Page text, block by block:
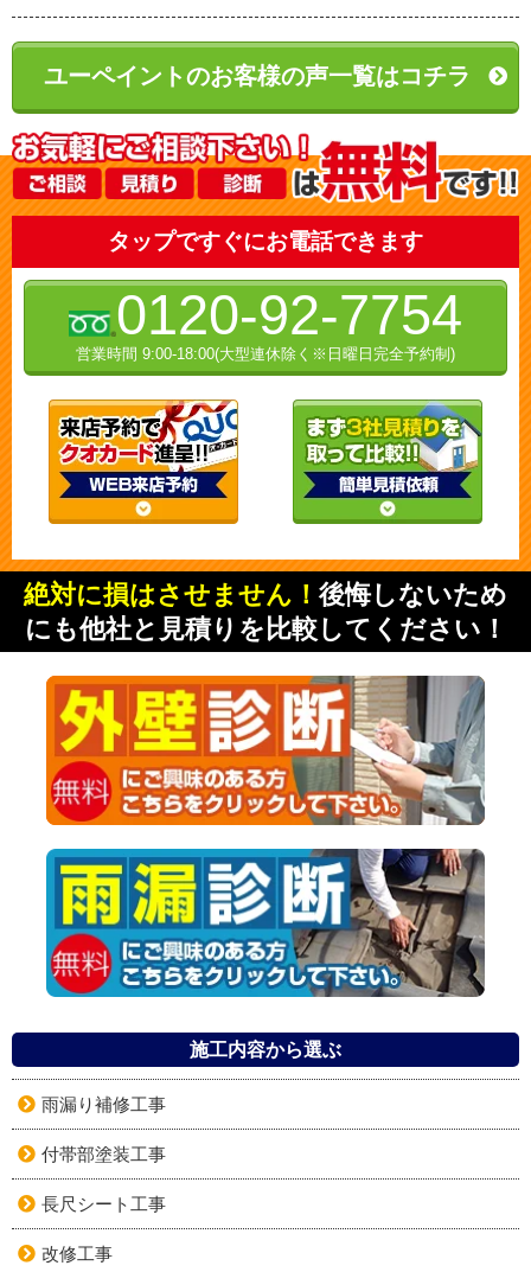
ユーペイントのお客様の声一覧はコチラ
タップですぐにお電話できます
0120-92-7754
営業時間 9:00-18:00(大型連休除く※日曜日完全予約制)
絶対に損はさせません！ 後悔しないため
にも他社と見積りを比較してください！
施工内容から選ぶ
雨漏り補修工事
付帯部塗装工事
長尺シート工事
改修工事